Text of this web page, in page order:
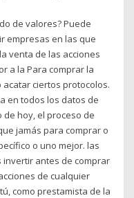
de valores? Puede
empresas en las que
venta de las acciones
a la Para comprar la
ciertos protocolos.
en todos los datos de
de hoy, el proceso de
jamás para comprar o
o uno mejor. las
antes de comprar
de cualquier
como prestamista de la